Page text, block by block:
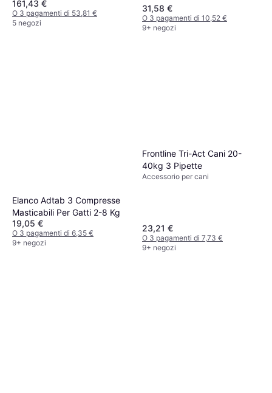
161,43 €
O 3 pagamenti di 53,81 €
5 negozi
31,58 €
O 3 pagamenti di 10,52 €
9+ negozi
Elanco Adtab 3 Compresse
Masticabili Per Gatti 2-8 Kg
19,05 €
O 3 pagamenti di 6,35 €
9+ negozi
Frontline Tri-Act Cani 20-
40kg 3 Pipette
Accessorio per cani
23,21 €
O 3 pagamenti di 7,73 €
9+ negozi